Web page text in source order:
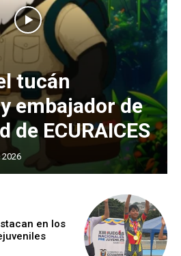
tucán
embajador de
de ECURAICES
en los